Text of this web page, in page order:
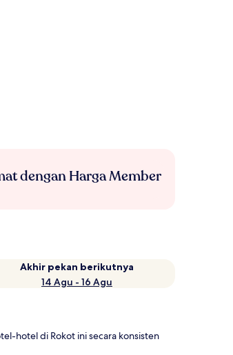
dengan Harga Member
Akhir pekan berikutnya
14 Agu - 16 Agu
hotel di Rokot ini secara konsisten